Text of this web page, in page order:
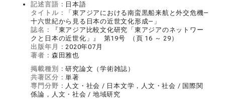
記述言語： 日本語
タイトル：
「東アジアにおける南蛮黒船来航と外交危機―
十六世紀から見る日本の近世文化形成―」
誌名：
『東アジア比較文化研究「東アジアのネットワー
クと日本の近世化」』 第19号 （頁 16 ～ 29）
出版年月：2020年07月
著者： 森田雅也
掲載種別：研究論文（学術雑誌）
共著区分：単著
専門分野： 人文・社会 / 日本文学，人文・社会 / 国際関
係論，人文・社会 / 地域研究